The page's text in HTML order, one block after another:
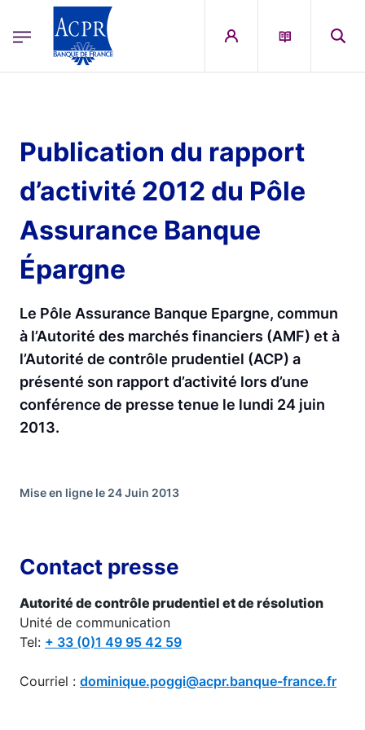
ACPR Menu Principal (French)
Publication du rapport
d’activité 2012 du Pôle
Assurance Banque
Épargne
Le Pôle Assurance Banque Epargne, commun
à l’Autorité des marchés financiers (AMF) et à
l’Autorité de contrôle prudentiel (ACP) a
présenté son rapport d’activité lors d’une
conférence de presse tenue le lundi 24 juin
2013.
Mise en ligne le 24 Juin 2013
Contact presse
Autorité de contrôle prudentiel et de résolution
Unité de communication
Tel: + 33 (0)1 49 95 42 59
Courriel : dominique.poggi@acpr.banque-france.fr